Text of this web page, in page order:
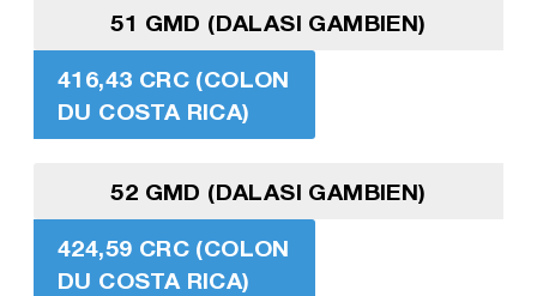
51 GMD (DALASI GAMBIEN)
416,43 CRC (COLON
DU COSTA RICA)
52 GMD (DALASI GAMBIEN)
424,59 CRC (COLON
DU COSTA RICA)